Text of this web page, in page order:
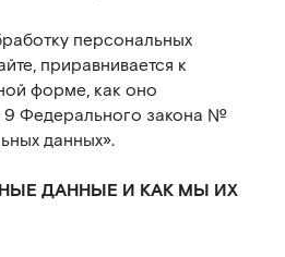
персональных
приравнивается к
форме, как оно
9 Федерального закона №
данных».
ДАННЫЕ И КАК МЫ ИХ